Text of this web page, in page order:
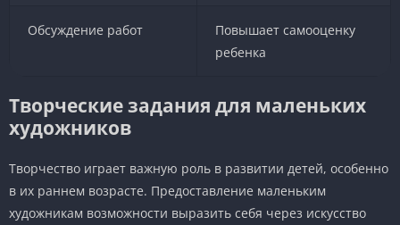
Обсуждение работ
Повышает самооценку
ребенка
Творческие задания для маленьких
художников
Творчество играет важную роль в развитии детей, особенно
в их раннем возрасте. Предоставление маленьким
художникам возможности выразить себя через искусство